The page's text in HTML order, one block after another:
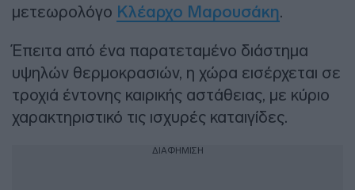
μετεωρολόγο Κλέαρχο Μαρουσάκη.
Έπειτα από ένα παρατεταμένο διάστημα
υψηλών θερμοκρασιών, η χώρα εισέρχεται σε
τροχιά έντονης καιρικής αστάθειας, με κύριο
χαρακτηριστικό τις ισχυρές καταιγίδες.
ΔΙΑΦΗΜΙΣΗ